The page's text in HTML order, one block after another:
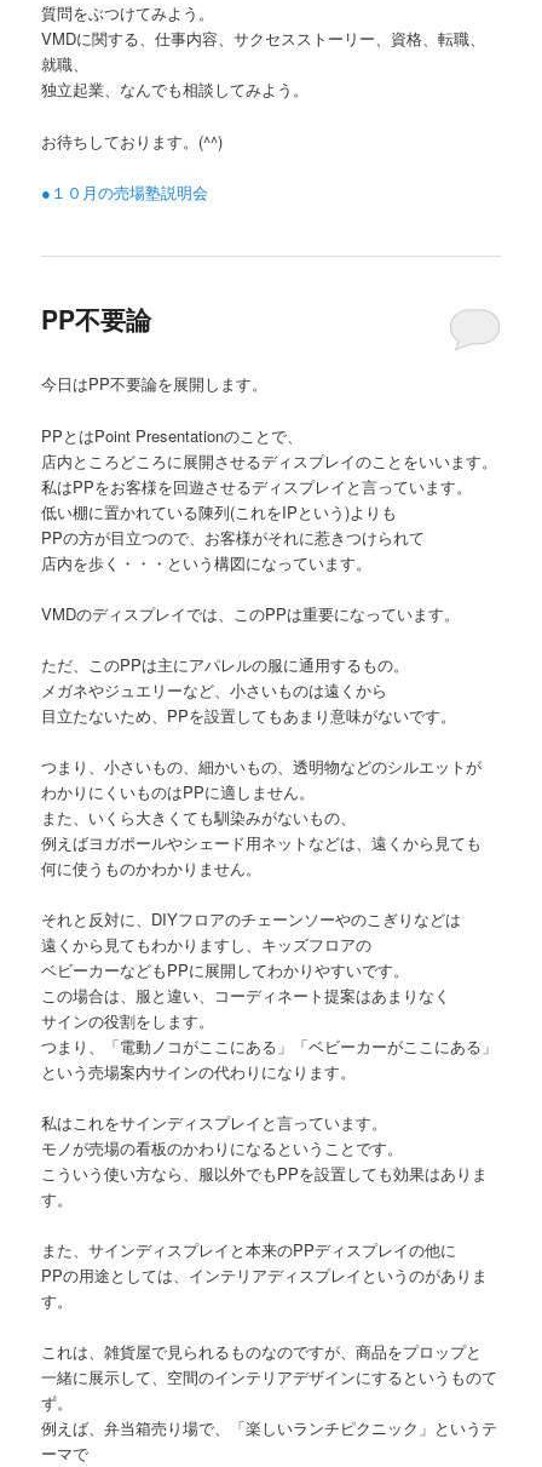
質問をぶつけてみよう。
VMDに関する、仕事内容、サクセスストーリー、資格、転職、
就職、
独立起業、なんでも相談してみよう。
お待ちしております。(^^)
●１０月の売場塾説明会
PP不要論
今日はPP不要論を展開します。
PPとはPoint Presentationのことで、
店内ところどころに展開させるディスプレイのことをいいます。
私はPPをお客様を回遊させるディスプレイと言っています。
低い棚に置かれている陳列(これをIPという)よりも
PPの方が目立つので、お客様がそれに惹きつけられて
店内を歩く・・・という構図になっています。
VMDのディスプレイでは、このPPは重要になっています。
ただ、このPPは主にアパレルの服に通用するもの。
メガネやジュエリーなど、小さいものは遠くから
目立たないため、PPを設置してもあまり意味がないです。
つまり、小さいもの、細かいもの、透明物などのシルエットが
わかりにくいものはPPに適しません。
また、いくら大きくても馴染みがないもの、
例えばヨガポールやシェード用ネットなどは、遠くから見ても
何に使うものかわかりません。
それと反対に、DIYフロアのチェーンソーやのこぎりなどは
遠くから見てもわかりますし、キッズフロアの
ベビーカーなどもPPに展開してわかりやすいです。
この場合は、服と違い、コーディネート提案はあまりなく
サインの役割をします。
つまり、「電動ノコがここにある」「ベビーカーがここにある」
という売場案内サインの代わりになります。
私はこれをサインディスプレイと言っています。
モノが売場の看板のかわりになるということです。
こういう使い方なら、服以外でもPPを設置しても効果はありま
す。
また、サインディスプレイと本来のPPディスプレイの他に
PPの用途としては、インテリアディスプレイというのがありま
す。
これは、雑貨屋で見られるものなのですが、商品をプロップと
一緒に展示して、空間のインテリアデザインにするというものて
ず。
例えば、弁当箱売り場で、「楽しいランチピクニック」というテ
ーマで